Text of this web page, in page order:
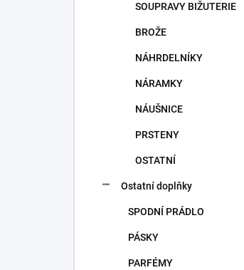
SOUPRAVY BIŽUTERIE
BROŽE
NÁHRDELNÍKY
NÁRAMKY
NÁUŠNICE
PRSTENY
OSTATNÍ
Ostatní doplňky
SPODNÍ PRÁDLO
PÁSKY
PARFÉMY